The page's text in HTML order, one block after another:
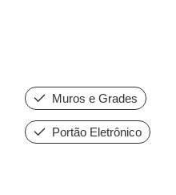
Muros e Grades
Portão Eletrônico